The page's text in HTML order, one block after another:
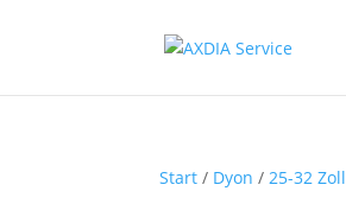
Start / Dyon /25-32 Zoll